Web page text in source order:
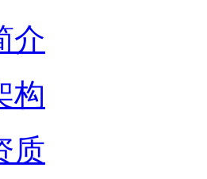
介
构
质